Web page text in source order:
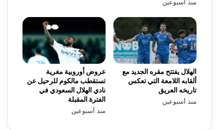
منذ أسبوعين
عروض أوروبية مغرية
تستقطب مالكوم للرحيل عن
نادي الهلال السعودي في
الفترة المقبلة
منذ أسبوعين
الهلال يفتتح مقره الجديد مع
ألقابه اللامعة التي تعكس
تاريخه العريق
منذ أسبوعين